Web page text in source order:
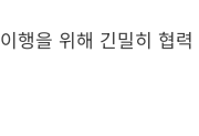
행을 위해 긴밀히 협력